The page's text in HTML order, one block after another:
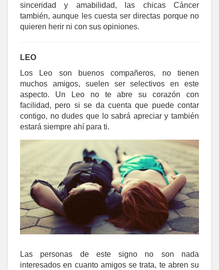
sinceridad y amabilidad, las chicas Cáncer
también, aunque les cuesta ser directas porque no
quieren herir ni con sus opiniones.
LEO
Los Leo son buenos compañeros, no tienen
muchos amigos, suelen ser selectivos en este
aspecto. Un Leo no te abre su corazón con
facilidad, pero si se da cuenta que puede contar
contigo, no dudes que lo sabrá apreciar y también
estará siempre ahí para ti.
Las personas de este signo no son nada
interesados en cuanto amigos se trata, te abren su